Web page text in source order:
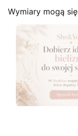
Wymiary mogą